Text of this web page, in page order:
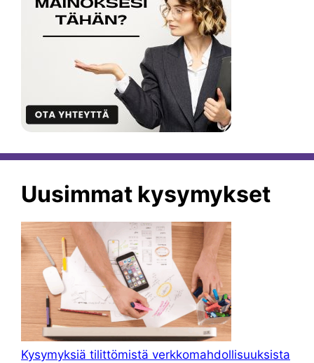
Uusimmat kysymykset
Kysymyksiä tilittömistä verkkomahdollisuuksista